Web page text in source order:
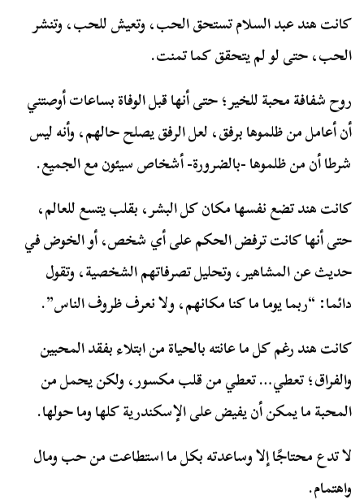
كانت هند عبد السلام تستحق الحب، وتعيش للحب، وتنشر
الحب، حتى لو لم يتحقق كما تمنت.
روح شفافة محبة للخير؛ حتى أنها قبل الوفاة بساعات أوصتني
أن أعامل من ظلموها برفق، لعل الرفق يصلح حالهم، وأنه ليس
شرطا أن من ظلموها -بالضرورة- أشخاص سيئون مع الجميع.
كانت هند تضع نفسها مكان كل البشر، بقلب يتسع للعالم،
حتى أنها كانت ترفض الحكم على أي شخص، أو الخوض في
حديث عن المشاهير، وتحليل تصرفاتهم الشخصية، وتقول
دائما: “ربما يوما ما كنا مكانهم، ولا نعرف ظروف الناس”.
كانت هند رغم كل ما عانته بالحياة من ابتلاء بفقد المحبين
والفراق؛ تعطي… تعطي من قلب مكسور، ولكن يحمل من
المحبة ما يمكن أن يفيض على الإسكندرية كلها وما حولها.
لا تدع محتاجًا إلا وساعدته بكل ما استطاعت من حب ومال
واهتمام.